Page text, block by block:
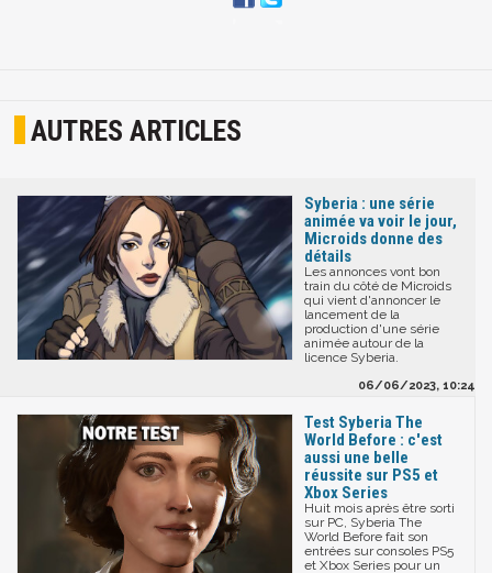
AUTRES ARTICLES
Syberia : une série
animée va voir le jour,
Microids donne des
détails
Les annonces vont bon
train du côté de Microids
qui vient d'annoncer le
lancement de la
production d'une série
animée autour de la
licence Syberia.
06/06/2023, 10:24
Test Syberia The
World Before : c'est
aussi une belle
réussite sur PS5 et
Xbox Series
Huit mois après être sorti
sur PC, Syberia The
World Before fait son
entrées sur consoles PS5
et Xbox Series pour un